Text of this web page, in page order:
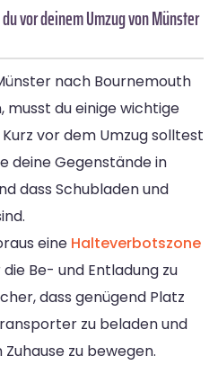
vor deinem Umzug von Münster
nach Bournemouth
musst du einige wichtige
vor dem Umzug solltest
deine Gegenstände in
dass Schubladen und
eine Halteverbotszone
Be- und Entladung zu
dass genügend Platz
zu beladen und
zu bewegen.